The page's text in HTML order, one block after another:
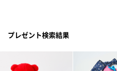
プレゼント検索結果